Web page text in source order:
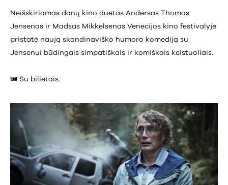
Neišskiriamas danų kino duetas Andersas Thomas
Jensenas ir Madsas Mikkelsenas Venecijos kino festivalyje
pristatė naują skandinaviško humoro komediją su
Jensenui būdingais simpatiškais ir komiškais keistuoliais.
🎟️ Su bilietais.